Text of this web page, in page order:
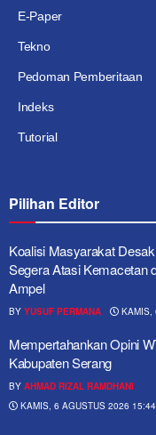
E-Paper
Tekno
Pedoman Pemberitaan
Indeks
Tutorial
Pilihan Editor
Koalisi Masyarakat
Segera Atasi Kemacetan
Ampel
BY YUSUF PERMANA KAMIS,
Mempertahankan Opini
Kabupaten Serang
BY AHMAD RIZAL RAMDHANI
KAMIS, 6 AGUSTUS 2026 15:44